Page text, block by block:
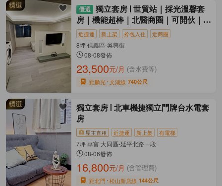
獨立套房
世貿站｜採光溫馨套
房｜機能超棒｜北醫商圈｜可開伙｜獨
洗
近捷運 新上架 拎包入住 近商圈
8坪 信義區-吳興街
08-08發佈
23,500元/月 (含水費等)
距麟光 文湖線 740公尺
獨立套房
北車機捷獨立門牌台水電套
房
屋主直租 近捷運 新上架 有電梯
7坪 華富 大同區-延平北路一段
08-06發佈
16,800元/月 (含管理費)
距北門 松山新店線 144公尺